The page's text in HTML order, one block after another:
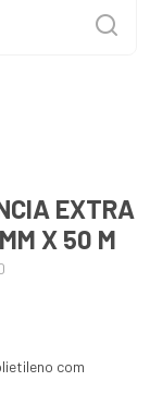
EXTRA
X 50 M
com